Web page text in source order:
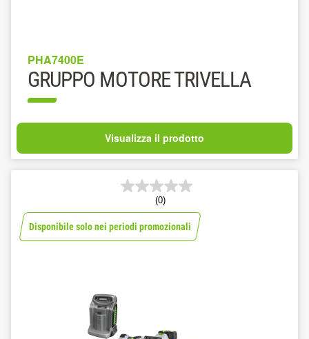
PHA7400E
GRUPPO MOTORE TRIVELLA
Visualizza il prodotto
(0)
Disponibile solo nei periodi promozionali